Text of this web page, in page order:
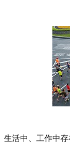
生活中、工作中